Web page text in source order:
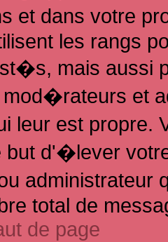
et dans votre
les rangs
mais aussi
et
leur est propre.
but d'�lever
administrateur
total de
de page